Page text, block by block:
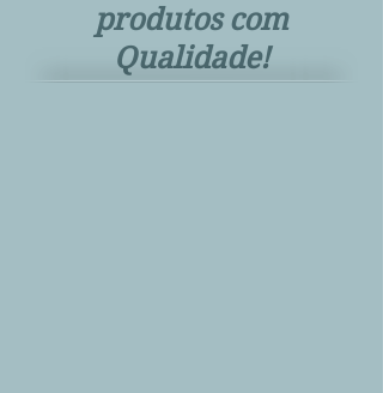
produtos com
Qualidade!